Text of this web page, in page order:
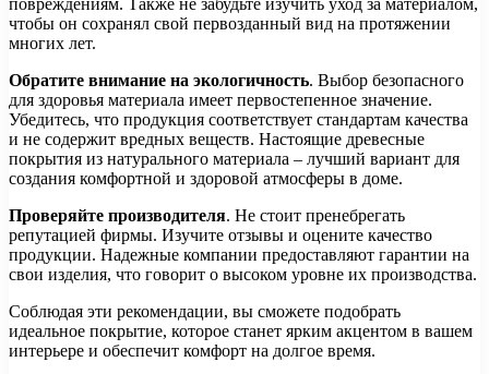
повреждениям. Также не забудьте изучить уход за материалом,
чтобы он сохранял свой первозданный вид на протяжении
многих лет.
Обратите внимание на экологичность. Выбор безопасного
для здоровья материала имеет первостепенное значение.
Убедитесь, что продукция соответствует стандартам качества
и не содержит вредных веществ. Настоящие древесные
покрытия из натурального материала – лучший вариант для
создания комфортной и здоровой атмосферы в доме.
Проверяйте производителя. Не стоит пренебрегать
репутацией фирмы. Изучите отзывы и оцените качество
продукции. Надежные компании предоставляют гарантии на
свои изделия, что говорит о высоком уровне их производства.
Соблюдая эти рекомендации, вы сможете подобрать
идеальное покрытие, которое станет ярким акцентом в вашем
интерьере и обеспечит комфорт на долгое время.